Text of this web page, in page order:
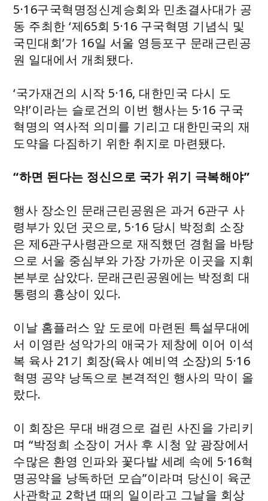
5·16구국혁명정신계승회와 민초결사대가 공
동 주최한 ‘제65회 5·16 구국혁명 기념식 및
국민대회’가 16일 서울 영등포구 문래근린공
원 일대에서 개최됐다.
‘국가재건의 시작 5·16, 대한민국 다시 도
약!’이라는 슬로건의 이번 행사는 5·16 구국
혁명의 역사적 의미를 기리고 대한민국의 재
도약을 다짐하기 위한 취지로 마련됐다.
“하면 된다는 정신으로 국가 위기 극복해야”
행사 장소인 문래근린공원은 과거 6관구 사
령부가 있던 곳으로, 5·16 당시 박정희 소장
은 제6관구사령관으로 재직했던 경험을 바탕
으로 서울 중심부와 가장 가까운 이곳을 지휘
본부로 삼았다. 문래근린공원에는 박정희 대
통령의 흉상이 있다.
이날 홈플러스 앞 도로에 마련된 특설무대에
서 이영란 성악가의 애국가 제창에 이어 이석
복 육사 21기 회장(육사 예비역 소장)의 5·16
혁명 공약 낭독으로 본격적인 행사의 막이 올
랐다.
이 회장은 무대 배경으로 걸린 사진을 가리키
며 “박정희 소장이 거사 후 시청 앞 광장에서
수많은 환영 인파와 꽃다발 세례 속에 5·16혁
명공약을 낭독하던 모습”이라며 당신이 육군
사관학교 2학년 때의 일이라고 그날을 회상